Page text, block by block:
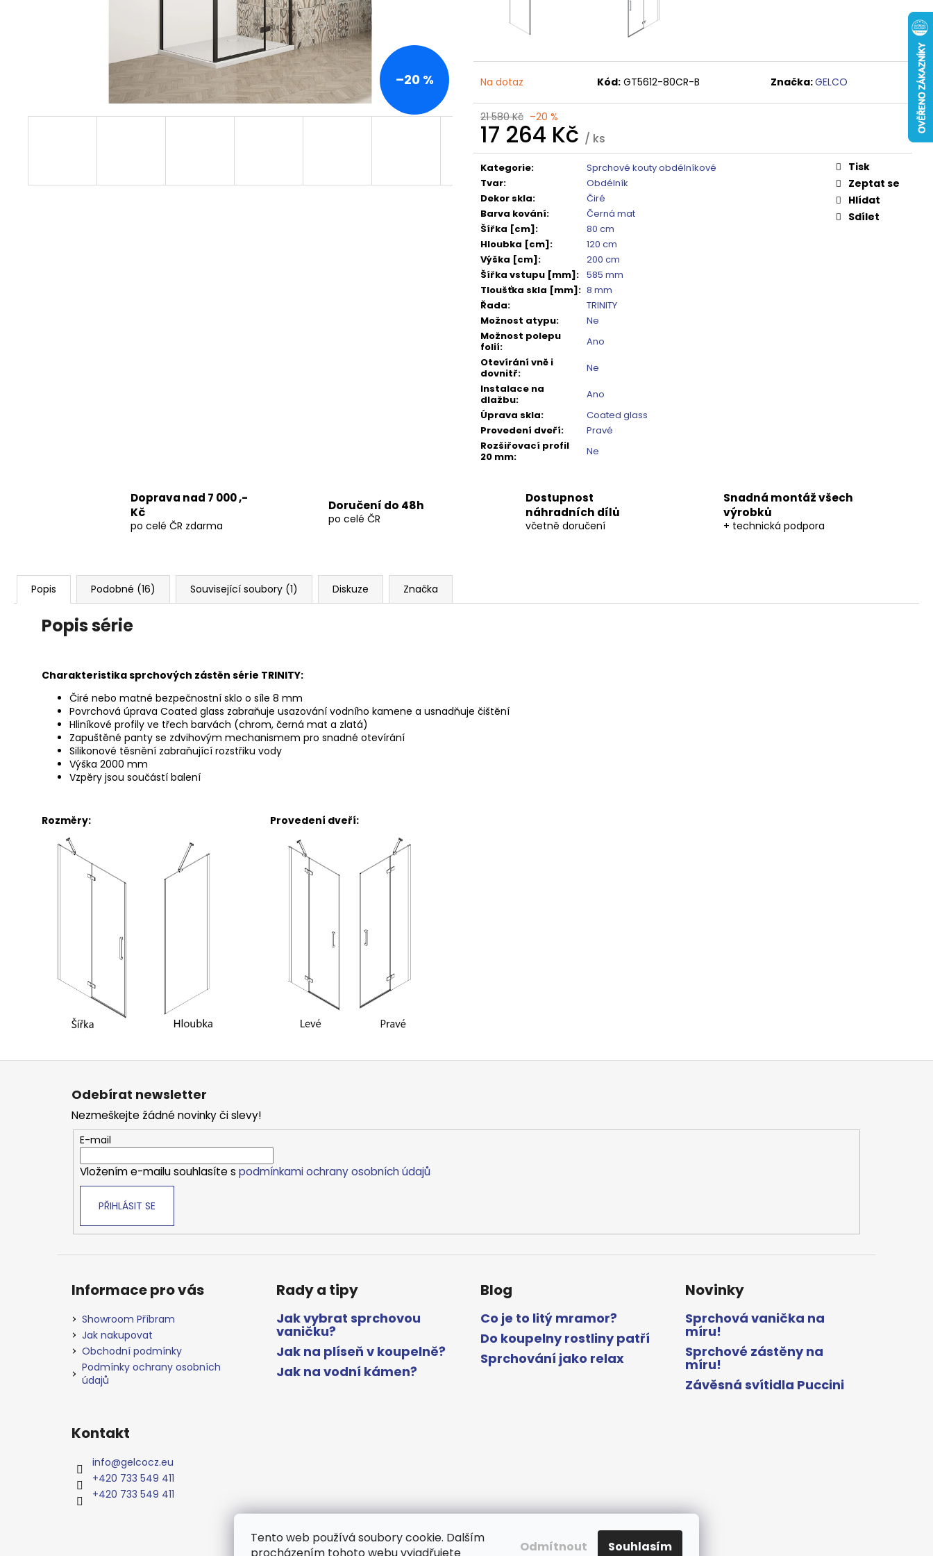
Tento web používá soubory cookie. Dalším
Odmítnout Souhlasím
Na dotaz Kód: GT5612-80CR-B Značka:GELCO
21 580 Kč –20 %
17 264 Kč / ks
Měrná
cena:
Kategorie:
Sprchové kouty obdélníkové
Tvar:
Obdélník
Dekor skla:
Čiré
Barva kování:
Černá mat
Šířka [cm] :
80 cm
Hloubka [cm] :
120 cm
Výška [cm] :
200 cm
Šířka vstupu [mm] : 585 mm
Tloušťka skla [mm] : 8 mm
Řada:
TRINITY
Možnost atypu:
Ne
Možnost polepu
folií:
Ano
Otevírání vně i
dovnitř:
Ne
Instalace na
dlažbu:
Ano
Úprava skla:
Coated glass
Provedení dveří:
Pravé
Rozšiřovací profil
20 mm: Ne
Tisk
Zeptat se
Hlídat
Sdílet
–20 %
Doprava nad 7 000 ,-
Kč
po celé ČR zdarma
Doručení do 48h
po celé ČR
Dostupnost
náhradních dílů
včetně doručení
Snadná montáž všech
výrobků
+ technická podpora
Popis Podobné (16) Související soubory (1) Diskuze Značka
Popis série
Charakteristika sprchových zástěn série TRINITY:
Čiré nebo matné bezpečnostní sklo o síle 8 mm
Povrchová úprava Coated glass zabraňuje usazování vodního kamene a usnadňuje čištění
Hliníkové profily ve třech barvách (chrom, černá mat a zlatá)
Zapuštěné panty se zdvihovým mechanismem pro snadné otevírání
Silikonové těsnění zabraňující rozstřiku vody
Výška 2000 mm
Vzpěry jsou součástí balení
Rozměry: Provedení dveří:
5 240 Kč
Původně:6 550 Kč 20 990 Kč
Odebírat newsletter
Nezmeškejte žádné novinky či slevy!
E-mail
Vložením e-mailu souhlasíte s podmínkami ochrany osobních údajů
PŘIHLÁSIT SE
Informace pro vás
Showroom Příbram
Jak nakupovat
Obchodní podmínky
Podmínky ochrany osobních
údajů
Rady a tipy
Jak vybrat sprchovou
vaničku?
Jak na plíseň v koupelně?
Jak na vodní kámen?
Blog
Co je to litý mramor?
Do koupelny rostliny patří
Sprchování jako relax
Novinky
Sprchová vanička na
míru!
Sprchové zástěny na
míru!
Závěsná svítidla Puccini
Kontakt
info@gelcocz.eu
+420 733 549 411
+420 733 549 411